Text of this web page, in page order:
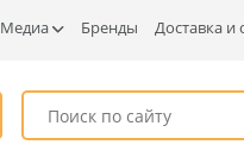
Медиа Бренды Доставка и